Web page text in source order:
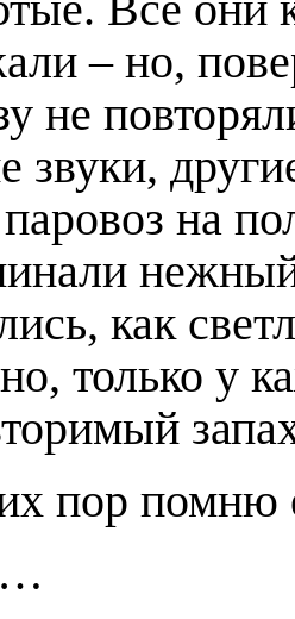
– но,
не
звуки,
на
как
только у
пор